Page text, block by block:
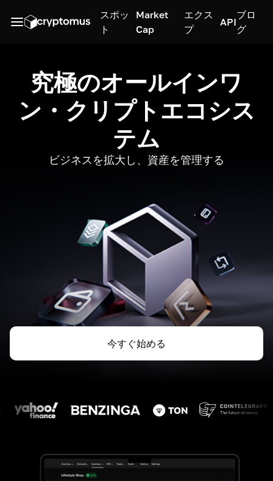
スポッ
ト
Market
Cap
エクス
プ
API
ブロ
グ
究極のオールインワ
ン・クリプトエコシス
テム
ビジネスを拡大し、資産を管理する
今すぐ始める